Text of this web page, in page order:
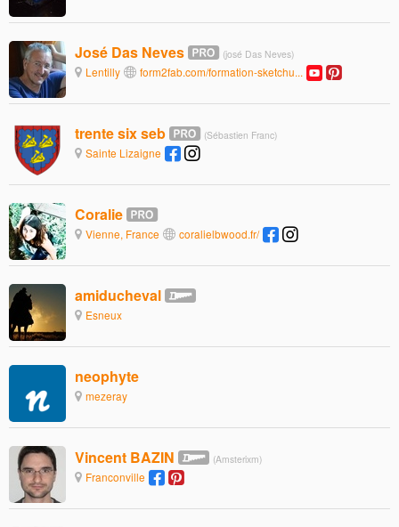
José Das Neves (josé Das Neves)
Lentilly form2fab.com/formation-sketchu...
trente six seb (Sébastien Franc)
Sainte Lizaigne
Coralie
Vienne, France coralielbwood.fr/
amiducheval
Esneux
neophyte
mezeray
Vincent BAZIN (Amsterixm)
Franconville